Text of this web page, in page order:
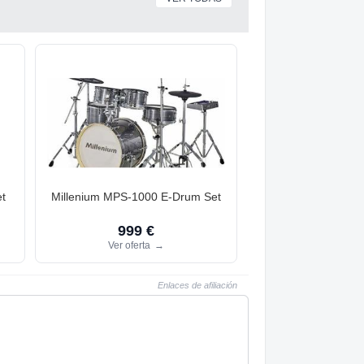
Millenium MPS-1000 E-Drum Set
999 €
Ver oferta →
Enlaces de afiliación